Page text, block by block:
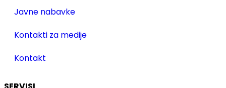
Javne nabavke
Kontakti za medije
Kontakt